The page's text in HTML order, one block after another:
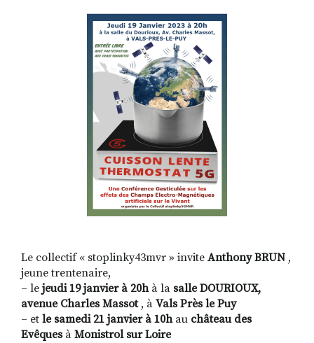
RECHERCHER
S'ABONNER
S'INSCRIRE À LA NEWSLETTER
FACEBOOKINSTAGRAM
LINKEDINYOUTUBE
Le collectif « stoplinky43mvr » invite Anthony BRUN ,
jeune trentenaire,
– le jeudi 19 janvier à 20hà la salle DOURIOUX,
avenue Charles Massot, à Vals Près le Puy
– et le samedi 21 janvier à 10hau château des
Evêquesà Monistrol sur Loire